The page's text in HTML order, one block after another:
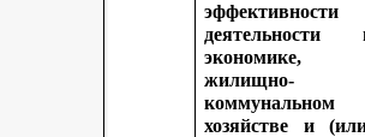
эффективности
деятельности
экономике,
жилищно-
коммунальном
хозяйстве и